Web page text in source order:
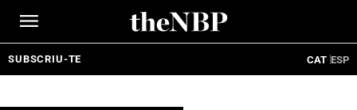
SUBSCRIU-TE CAT ESP